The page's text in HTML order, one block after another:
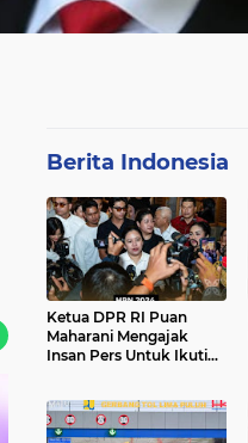
Berita Indonesia
Ketua DPR RI Puan
Maharani Mengajak
Insan Pers Untuk Ikuti